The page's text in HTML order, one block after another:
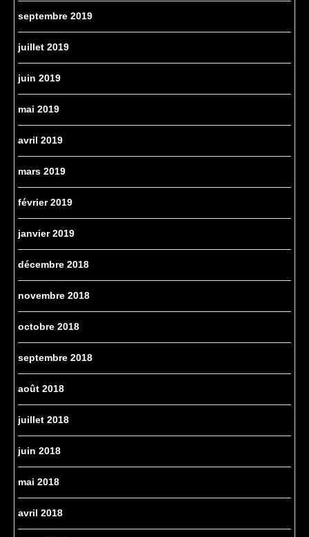
septembre 2019
juillet 2019
juin 2019
mai 2019
avril 2019
mars 2019
février 2019
janvier 2019
décembre 2018
novembre 2018
octobre 2018
septembre 2018
août 2018
juillet 2018
juin 2018
mai 2018
avril 2018